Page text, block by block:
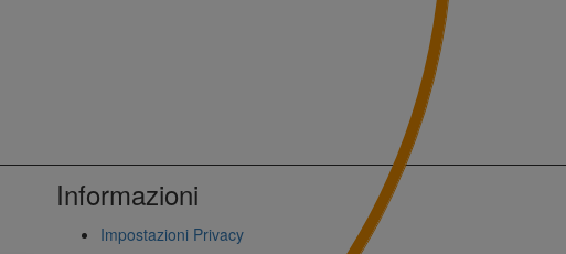
Informazioni
Impostazioni Privacy